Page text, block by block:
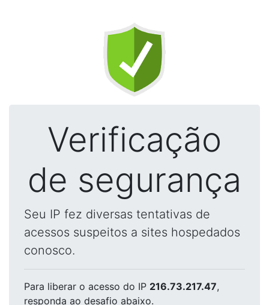
Verificação
de segurança
Seu IP fez diversas tentativas de
acessos suspeitos a sites hospedados
conosco.
Para liberar o acesso do IP 216.73.217.47,
responda ao desafio abaixo.